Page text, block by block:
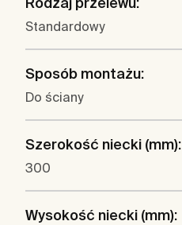
Standardowy
Sposób montażu:
Do ściany
Szerokość niecki (mm):
300
Wysokość niecki (mm):